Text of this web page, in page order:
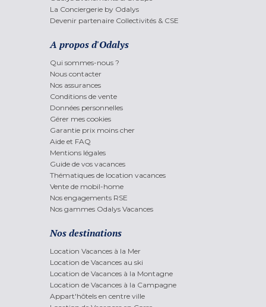
La Conciergerie by Odalys
Devenir partenaire Collectivités & CSE
A propos d'Odalys
Qui sommes-nous ?
Nous contacter
Nos assurances
Conditions de vente
Données personnelles
Gérer mes cookies
Garantie prix moins cher
Aide et FAQ
Mentions légales
Guide de vos vacances
Thématiques de location vacances
Vente de mobil-home
Nos engagements RSE
Nos gammes Odalys Vacances
Nos destinations
Location Vacances à la Mer
Location de Vacances au ski
Location de Vacances à la Montagne
Location de Vacances à la Campagne
Appart'hôtels en centre ville